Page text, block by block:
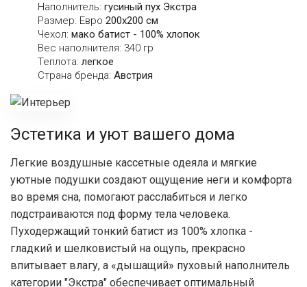
Наполнитель: гусиный пух Экстра
Размер: Евро 200х200 см
Чехол: мако батист - 100% хлопок
Вес наполнителя: 340 гр
Теплота: легкое
Страна бренда: Австрия
Эстетика и уют вашего дома
Легкие воздушные кассетные одеяла и мягкие
уютные подушки создают ощущение неги и комфорта
во время сна, помогают расслабиться и легко
подстраиваются под форму тела человека.
Пуходержащий тонкий батист из 100% хлопка -
гладкий и шелковистый на ощупь, прекрасно
впитывает влагу, а «дышащий» пуховый наполнитель
категории "Экстра" обеспечивает оптимальный